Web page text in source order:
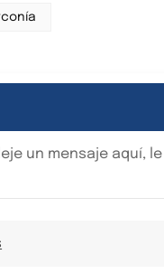
un mensaje aquí, le